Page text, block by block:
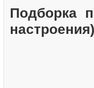
Подборка